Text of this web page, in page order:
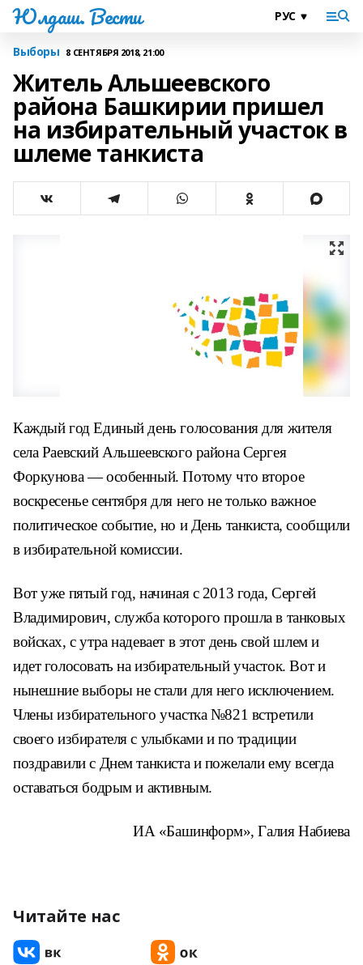
Юлдаш. Вести
Выборы 8 СЕНТЯБРЯ 2018, 21:00
Житель Альшеевского
района Башкирии пришел
на избирательный участок в
шлеме танкиста
Каждый год Единый день голосования для жителя
села Раевский Альшеевского района Сергея
Форкунова — особенный. Потому что второе
воскресенье сентября для него не только важное
политическое событие, но и День танкиста, сообщили
в избирательной комиссии.
Вот уже пятый год, начиная с 2013 года, Сергей
Владимирович, служба которого прошла в танковых
войсках, с утра надевает в этот день свой шлем и
идет голосовать на избирательный участок. Вот и
нынешние выборы не стали для него исключением.
Члены избирательного участка №821 встретили
своего избирателя с улыбками и по традиции
поздравили с Днем танкиста и пожелали ему всегда
оставаться бодрым и активным.
ИА «Башинформ», Галия Набиева
Читайте нас